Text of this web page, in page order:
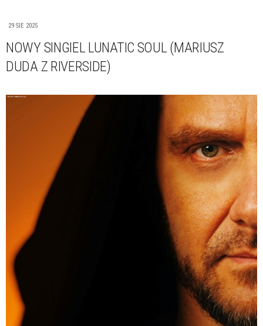
29 SIE 2025
NOWY SINGIEL LUNATIC SOUL (MARIUSZ
DUDA Z RIVERSIDE)